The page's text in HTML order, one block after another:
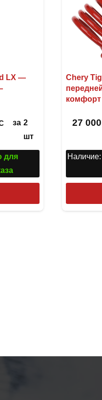
LX —
за 2
шт
для
Chery
комфорт
27
Наличие: